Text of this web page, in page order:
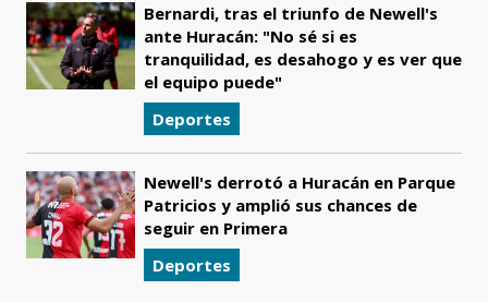
Bernardi, tras el triunfo de Newell's
ante Huracán: "No sé si es
tranquilidad, es desahogo y es ver que
el equipo puede"
Deportes
Newell's derrotó a Huracán en Parque
Patricios y amplió sus chances de
seguir en Primera
Deportes